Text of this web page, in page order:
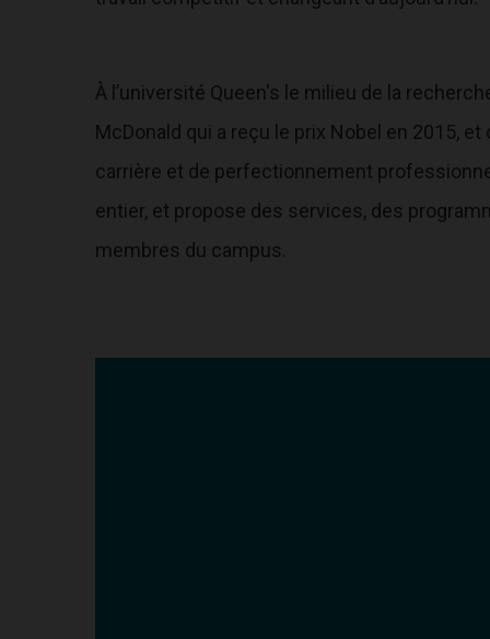
À l’université Queen's le milieu de la
McDonald qui a reçu le prix Nobel en 2015,
carrière et de perfectionnement
entier, et propose des services, des
membres du campus.